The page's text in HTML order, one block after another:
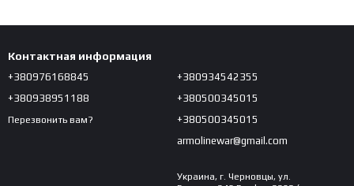
Контактная информация
+380976168845
+380938951188
Перезвонить вам?
+380934542355
+380500345015
+380500345015
armolinewar@gmail.com
Украина, г. Черновцы, ул.